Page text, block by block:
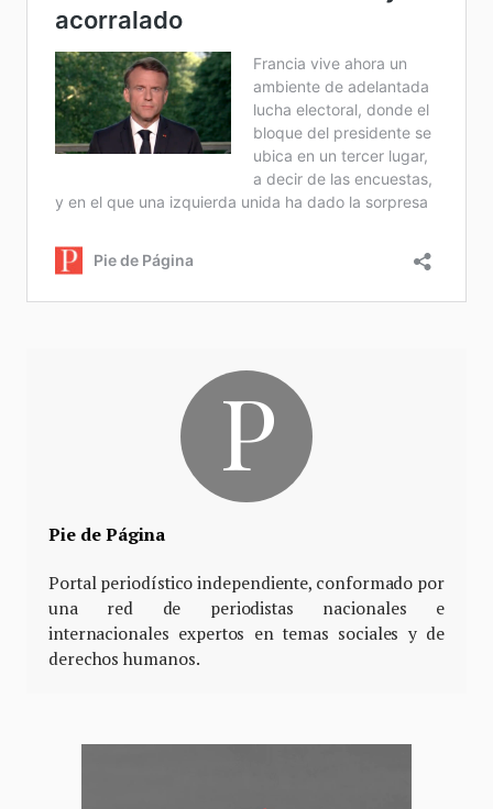
Pie de Página
Portal periodístico independiente, conformado por
una red de periodistas nacionales e
internacionales expertos en temas sociales y de
derechos humanos.